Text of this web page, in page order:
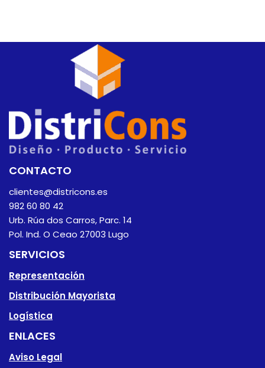
CONTACTO
clientes@districons.es
982 60 80 42
Urb. Rúa dos Carros, Parc. 14
Pol. Ind. O Ceao 27003 Lugo
SERVICIOS
Representación
Distribución Mayorista
Logística
ENLACES
Aviso Legal